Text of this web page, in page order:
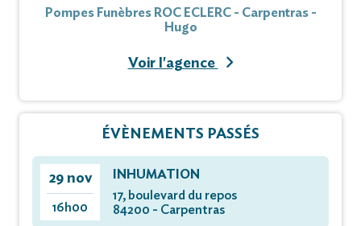
Pompes Funèbres ROC ECLERC - Carpentras -
Hugo
Voir l'agence
ÉVÈNEMENTS PASSÉS
29 nov
16h00
INHUMATION
17, boulevard du repos
84200 - Carpentras